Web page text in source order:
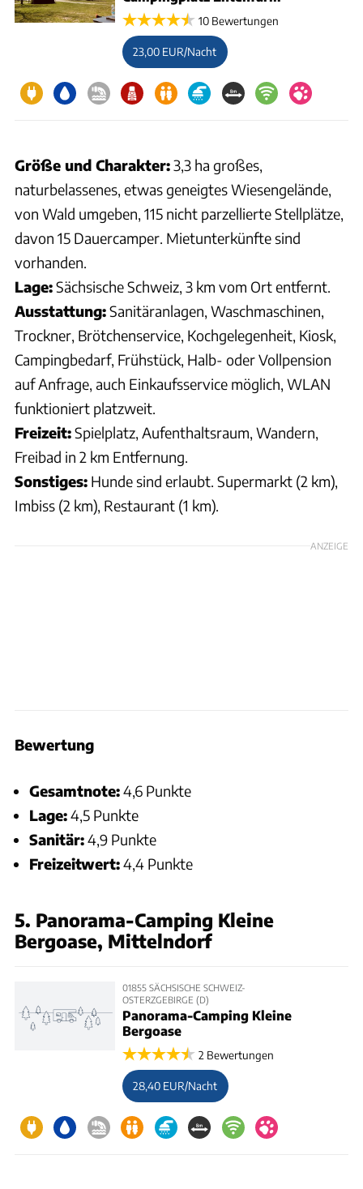
10 Bewertungen
23,00 EUR/Nacht
Größe und Charakter:3,3 ha großes,
naturbelassenes, etwas geneigtes Wiesengelände,
von Wald umgeben, 115 nicht parzellierte Stellplätze,
davon 15 Dauercamper. Mietunterkünfte sind
vorhanden.
Lage:Sächsische Schweiz, 3 km vom Ort entfernt.
Ausstattung:Sanitäranlagen, Waschmaschinen,
Trockner, Brötchenservice, Kochgelegenheit, Kiosk,
Campingbedarf, Frühstück, Halb- oder Vollpension
auf Anfrage, auch Einkaufsservice möglich, WLAN
funktioniert platzweit.
Freizeit:Spielplatz, Aufenthaltsraum, Wandern,
Freibad in 2 km Entfernung.
Sonstiges: Hunde sind erlaubt. Supermarkt (2 km),
Imbiss (2 km), Restaurant (1 km).
ANZEIGE
Bewertung
Gesamtnote:4,6 Punkte
Lage:4,5 Punkte
Sanitär:4,9 Punkte
Freizeitwert:4,4 Punkte
5. Panorama-Camping Kleine
Bergoase, Mittelndorf
01855 SÄCHSISCHE SCHWEIZ-
OSTERZGEBIRGE (D)
Panorama-Camping Kleine
Bergoase
2 Bewertungen
28,40 EUR/Nacht